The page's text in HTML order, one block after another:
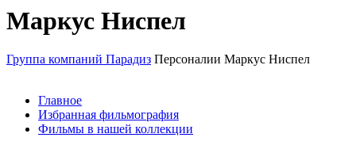
Маркус Ниспел
Группа компаний Парадиз Персоналии Маркус Ниспел
Главное
Избранная фильмография
Фильмы в нашей коллекции